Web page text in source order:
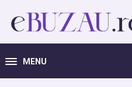
MENU